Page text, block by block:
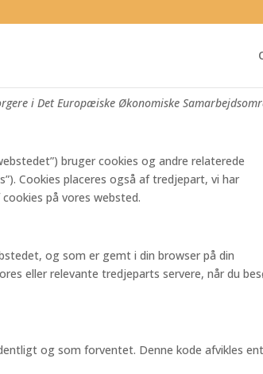
i Det Europæiske Økonomiske
bruger cookies og andre relaterede
Cookies placeres også af tredjepart, vi har
på vores websted.
og som er gemt i din browser på din
eller relevante tredjeparts servere, når du
og som forventet. Denne kode afvikles